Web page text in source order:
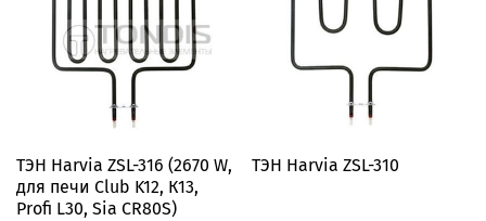
ТЭН Harvia ZSL-316 (2670 W,
для печи Club K12, К13,
Profi L30, Sia CR80S)
ТЭН Harvia ZSL-310